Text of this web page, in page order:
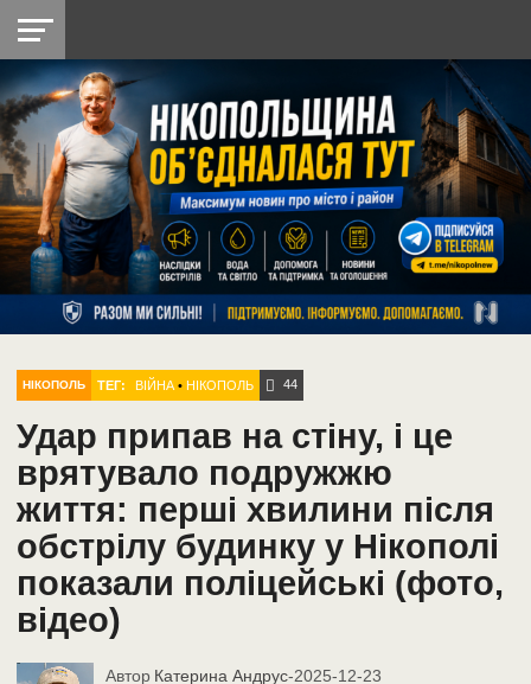
НІКОПОЛЬ
РАЙОН
СІЧЕСЛАВСЬКА
УКРАЇНА
РЕТРО
НІКОПОЛЬ
ЛАЙТ
УКРАЇНА
ДОПОМОГА
РАДІО
НІКОПОЛЬ ТЕГ: ВІЙНА •НІКОПОЛЬ 44
Удар припав на стіну, і це
врятувало подружжю
життя: перші хвилини після
обстрілу будинку у Нікополі
показали поліцейські (фото,
відео)
Автор Катерина Андрус-2025-12-23